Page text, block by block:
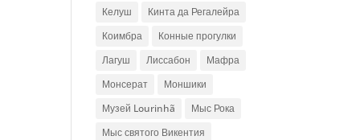
Келуш
Кинта да Регалейра
Коимбра
Конные прогулки
Лагуш
Лиссабон
Мафра
Монсерат
Моншики
Музей Lourinhã
Мыс Рока
Мыс святого Викентия